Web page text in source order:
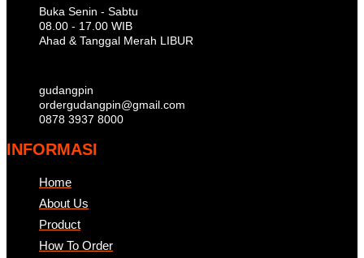
Buka Senin - Sabtu
08.00 - 17.00 WIB
Ahad & Tanggal Merah LIBUR
gudangpin
ordergudangpin@gmail.com
0878 3937 8000
INFORMASI
Home
About Us
Product
How To Order